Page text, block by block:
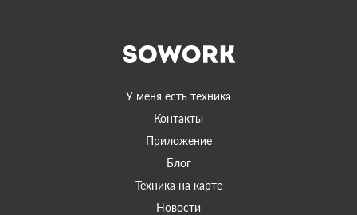
У меня есть техника
Контакты
Приложение
Блог
Техника на карте
Новости